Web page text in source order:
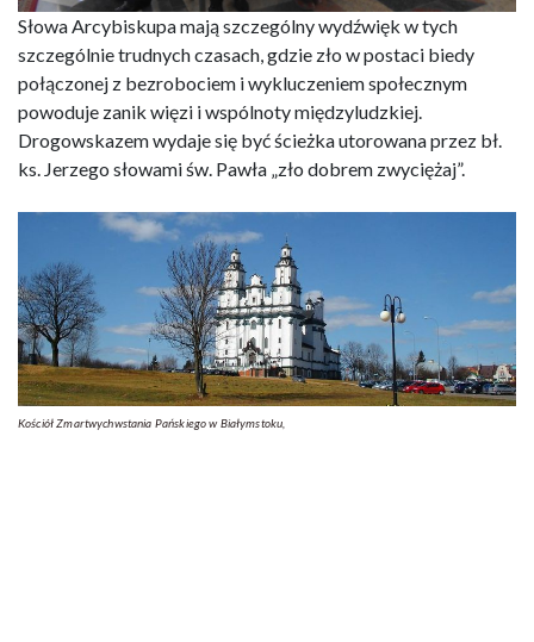
Słowa Arcybiskupa mają szczególny wydźwięk w tych
szczególnie trudnych czasach, gdzie zło w postaci biedy
połączonej z bezrobociem i wykluczeniem społecznym
powoduje zanik więzi i wspólnoty międzyludzkiej.
Drogowskazem wydaje się być ścieżka utorowana przez bł.
ks. Jerzego słowami św. Pawła „zło dobrem zwyciężaj”.
Kościół Zmartwychwstania Pańskiego w Białymstoku,